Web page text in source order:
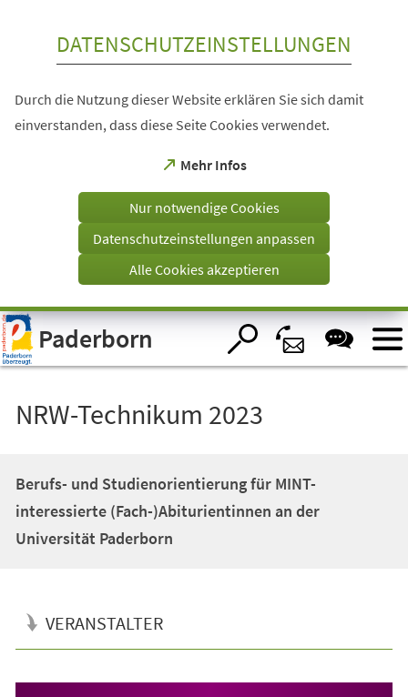
Visuelle
Assistenzsoftware
öffnen.
DATENSCHUTZEINSTELLUNGEN
Durch die Nutzung dieser Website erklären Sie sich damit
einverstanden, dass diese Seite Cookies verwendet.
Mehr Infos
(Öffnet
einem
Tab)
Nur notwendige Cookies
Datenschutzeinstellungen anpassen
Alle Cookies akzeptieren
Paderborn
NRW-Technikum 2023
Berufs- und Studienorientierung für MINT-
interessierte (Fach-)Abiturientinnen an der
Universität Paderborn
VERANSTALTER